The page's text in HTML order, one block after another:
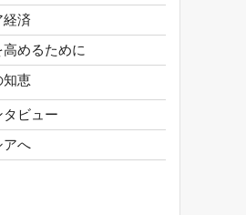
経済
めるために
知恵
タビュー
アへ